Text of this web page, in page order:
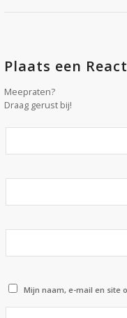
Plaats een
Meepraten?
Draag gerust bij!
Mijn naam, e-mail en site